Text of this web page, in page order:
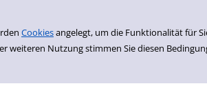
Cookiesangelegt, um die Funktionalität für
weiteren Nutzung stimmen Sie diesen